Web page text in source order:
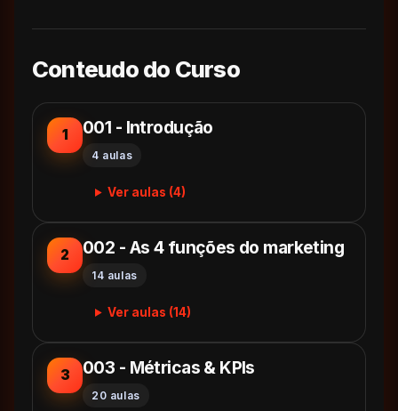
Conteudo do Curso
1 001 - Introdução
4 aulas
Ver aulas (4)
2 002 - As 4 funções do marketing
14 aulas
Ver aulas (14)
3 003 - Métricas & KPIs
20 aulas